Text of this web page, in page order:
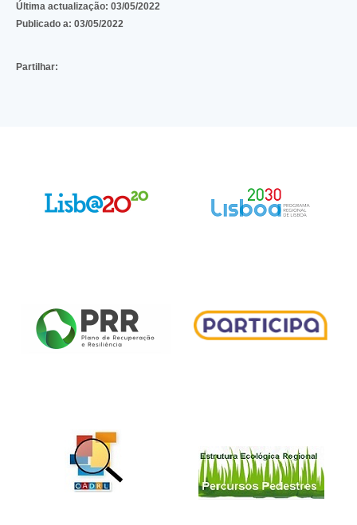
Última actualização: 03/05/2022
Publicado a: 03/05/2022
Partilhar: